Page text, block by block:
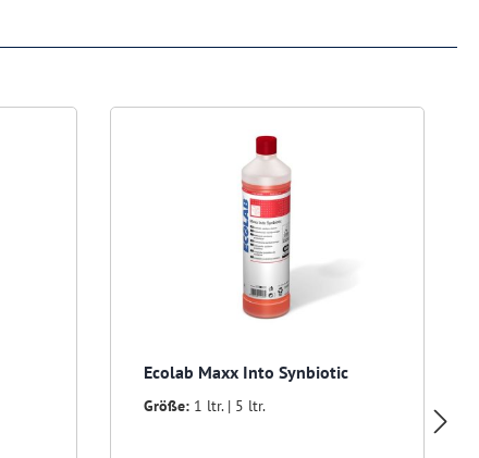
Ecolab Maxx Into Synbiotic
Größe: 1 ltr. | 5 ltr.